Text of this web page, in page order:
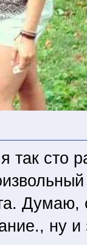
так сто
ну и